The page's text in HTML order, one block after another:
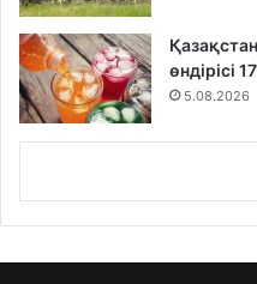
өндірісі
5.08.2026